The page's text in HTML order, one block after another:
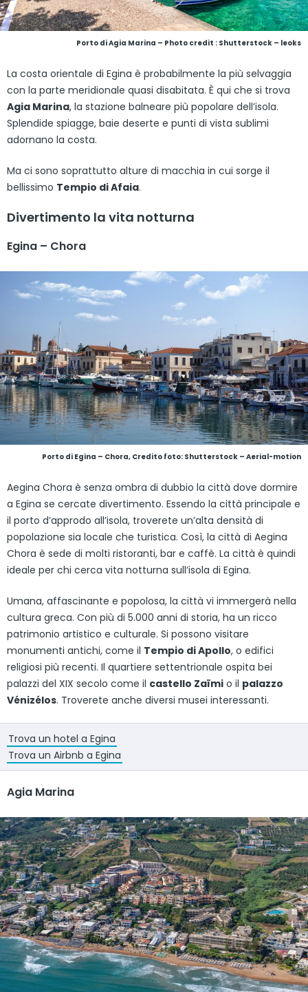
Porto di Agia Marina – Photo credit : Shutterstock – leoks
La costa orientale di Egina è probabilmente la più selvaggia
con la parte meridionale quasi disabitata. È qui che si trova
Agia Marina, la stazione balneare più popolare dell’isola.
Splendide spiagge, baie deserte e punti di vista sublimi
adornano la costa.
Ma ci sono soprattutto alture di macchia in cui sorge il
bellissimo Tempio di Afaia.
Divertimento la vita notturna
Egina – Chora
Porto di Egina – Chora, Credito foto: Shutterstock – Aerial-motion
Aegina Chora è senza ombra di dubbio la città dove dormire
a Egina se cercate divertimento. Essendo la città principale e
il porto d’approdo all’isola, troverete un’alta densità di
popolazione sia locale che turistica. Così, la città di Aegina
Chora è sede di molti ristoranti, bar e caffè. La città è quindi
ideale per chi cerca vita notturna sull’isola di Egina.
Umana, affascinante e popolosa, la città vi immergerà nella
cultura greca. Con più di 5.000 anni di storia, ha un ricco
patrimonio artistico e culturale. Si possono visitare
monumenti antichi, come il Tempio di Apollo, o edifici
religiosi più recenti. Il quartiere settentrionale ospita bei
palazzi del XIX secolo come il castello Zaïmi o il palazzo
Vénizélos. Troverete anche diversi musei interessanti.
Trova un hotel a Egina
Trova un Airbnb a Egina
Agia Marina